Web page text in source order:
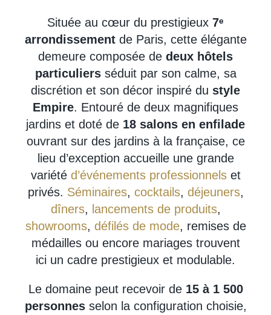
Située au cœur du prestigieux 7ᵉ
arrondissementde Paris, cette élégante
demeure composée de deux hôtels
particuliersséduit par son calme, sa
discrétion et son décor inspiré du style
Empire. Entouré de deux magnifiques
jardins et doté de 18 salons en enfilade
ouvrant sur des jardins à la française, ce
lieu d’exception accueille une grande
variété d’événements professionnelset
privés. Séminaires, cocktails, déjeuners,
dîners, lancements de produits,
showrooms, défilés de mode, remises de
médailles ou encore mariages trouvent
ici un cadre prestigieux et modulable.
Le domaine peut recevoir de 15 à 1 500
personnes selon la configuration choisie,